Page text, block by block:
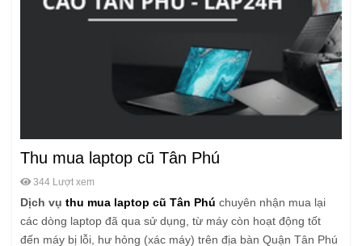
Thu mua laptop cũ Tân Phú
344 Lượt xem
Dịch vụ thu mua laptop cũ Tân Phú chuyên nhận mua lại
các dòng laptop đã qua sử dụng, từ máy còn hoạt động tốt
đến máy bị lỗi, hư hỏng (xác máy) trên địa bàn Quận Tân Phú